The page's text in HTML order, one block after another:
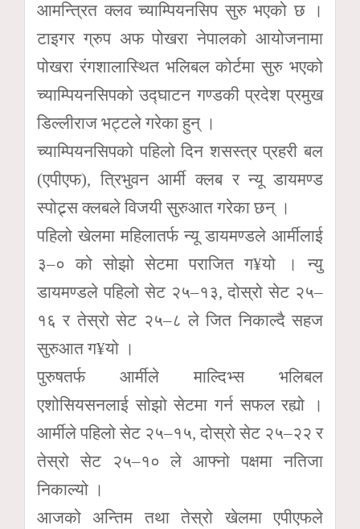
आमन्त्रित क्लव च्याम्पियनसिप सुरु भएको छ ।
टाइगर ग्रुप अफ पोखरा नेपालको आयोजनामा
पोखरा रंगशालास्थित भलिबल कोर्टमा सुरु भएको
च्याम्पियनसिपको उद्घाटन गण्डकी प्रदेश प्रमुख
डिल्लीराज भट्टले गरेका हुन् ।
च्याम्पियनसिपको पहिलो दिन शसस्त्र प्रहरी बल
(एपीएफ), त्रिभुवन आर्मी क्लब र न्यू डायमण्ड
स्पोट्र्स क्लबले विजयी सुरुआत गरेका छन् ।
पहिलो खेलमा महिलातर्फ न्यू डायमण्डले आर्मीलाई
३–० को सोझो सेटमा पराजित ग¥यो । न्यु
डायमण्डले पहिलो सेट २५–१३, दोस्रो सेट २५–
१६ र तेस्रो सेट २५–८ ले जित निकाल्दै सहज
सुरुआत ग¥यो ।
पुरुषतर्फ आर्मीले माल्दिभ्स भलिबल
एशोसियसनलाई सोझो सेटमा गर्न सफल रह्यो ।
आर्मीले पहिलो सेट २५–१५, दोस्रो सेट २५–२२ र
तेस्रो सेट २५–१० ले आफ्नो पक्षमा नतिजा
निकाल्यो ।
आजको अन्तिम तथा तेस्रो खेलमा एपीएफले